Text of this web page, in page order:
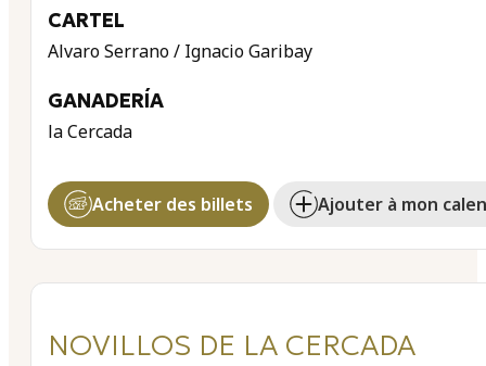
CARTEL
Alvaro Serrano / Ignacio Garibay
GANADERÍA
la Cercada
Acheter des billets Ajouter à mon
NOVILLOS DE LA CERCADA